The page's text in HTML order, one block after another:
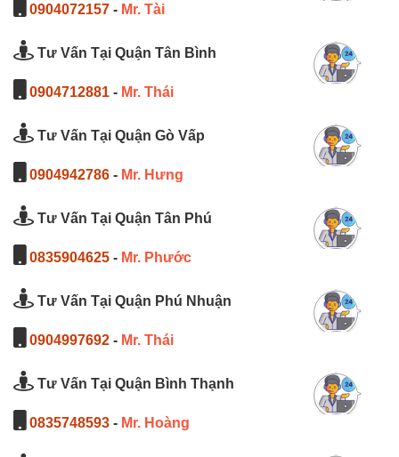
0904072157 - Mr. Tài
Tư Vấn Tại Quận Tân Bình
0904712881 - Mr. Thái
Tư Vấn Tại Quận Gò Vấp
0904942786 - Mr. Hưng
Tư Vấn Tại Quận Tân Phú
0835904625 - Mr. Phước
Tư Vấn Tại Quận Phú Nhuận
0904997692 - Mr. Thái
Tư Vấn Tại Quận Bình Thạnh
0835748593 - Mr. Hoàng